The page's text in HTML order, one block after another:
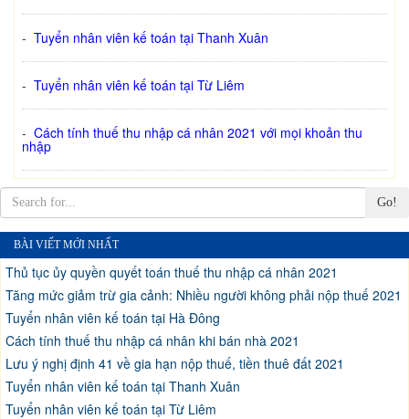
- Tuyển nhân viên kế toán tại Thanh Xuân
- Tuyển nhân viên kế toán tại Từ Liêm
- Cách tính thuế thu nhập cá nhân 2021 với mọi khoản thu
nhập
Go!
BÀI VIẾT MỚI NHẤT
Thủ tục ủy quyền quyết toán thuế thu nhập cá nhân 2021
Tăng mức giảm trừ gia cảnh: Nhiều người không phải nộp thuế 2021
Tuyển nhân viên kế toán tại Hà Đông
Cách tính thuế thu nhập cá nhân khi bán nhà 2021
Lưu ý nghị định 41 về gia hạn nộp thuế, tiền thuê đất 2021
Tuyển nhân viên kế toán tại Thanh Xuân
Tuyển nhân viên kế toán tại Từ Liêm